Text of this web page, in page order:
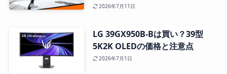
2026年7月11日
LG 39GX950B-Bは買い？39型
5K2K OLEDの価格と注意点
2026年7月1日